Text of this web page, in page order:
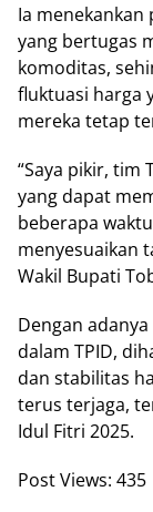
Ia
yang bertugas
komoditas,
fluktuasi harga
mereka tetap
“Saya pikir, tim
yang dapat
beberapa
menyesuaikan
Wakil Bupati
Dengan
dalam TPID,
dan stabilitas
terus terjaga,
Idul Fitri 2025.
Post Views: 435